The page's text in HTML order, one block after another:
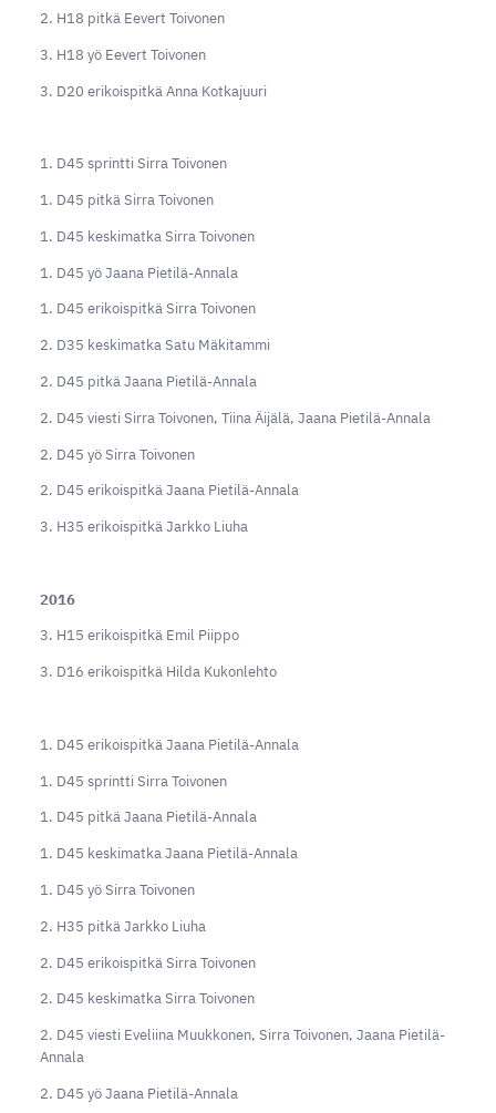
2. H18 pitkä Eevert Toivonen
3. H18 yö Eevert Toivonen
3. D20 erikoispitkä Anna Kotkajuuri
1. D45 sprintti Sirra Toivonen
1. D45 pitkä Sirra Toivonen
1. D45 keskimatka Sirra Toivonen
1. D45 yö Jaana Pietilä-Annala
1. D45 erikoispitkä Sirra Toivonen
2. D35 keskimatka Satu Mäkitammi
2. D45 pitkä Jaana Pietilä-Annala
2. D45 viesti Sirra Toivonen, Tiina Äijälä, Jaana Pietilä-Annala
2. D45 yö Sirra Toivonen
2. D45 erikoispitkä Jaana Pietilä-Annala
3. H35 erikoispitkä Jarkko Liuha
2016
3. H15 erikoispitkä Emil Piippo
3. D16 erikoispitkä Hilda Kukonlehto
1. D45 erikoispitkä Jaana Pietilä-Annala
1. D45 sprintti Sirra Toivonen
1. D45 pitkä Jaana Pietilä-Annala
1. D45 keskimatka Jaana Pietilä-Annala
1. D45 yö Sirra Toivonen
2. H35 pitkä Jarkko Liuha
2. D45 erikoispitkä Sirra Toivonen
2. D45 keskimatka Sirra Toivonen
2. D45 viesti Eveliina Muukkonen, Sirra Toivonen, Jaana Pietilä-
Annala
2. D45 yö Jaana Pietilä-Annala